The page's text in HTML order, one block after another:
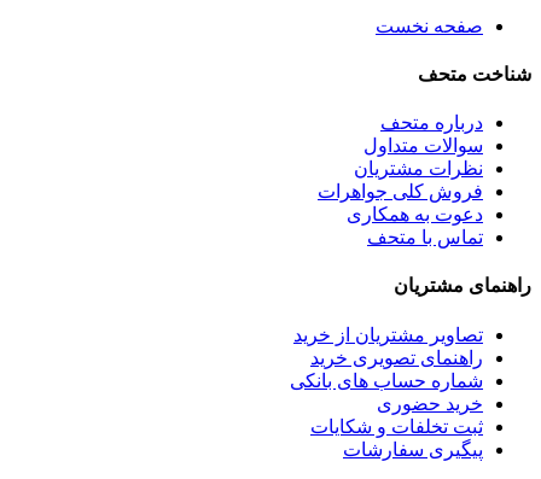
صفحه نخست
شناخت متحف
درباره متحف
سوالات متداول
نظرات مشتریان
فروش کلی جواهرات
دعوت به همکاری
تماس با متحف
راهنمای مشتریان
تصاویر مشتریان از خرید
راهنمای تصویری خرید
شماره حساب های بانکی
خرید حضوری
ثبت تخلفات و شکایات
پیگیری سفارشات